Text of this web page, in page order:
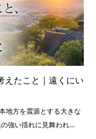
えたこと｜遠くにい
地方を震源とする大きな
強い揺れに見舞われ...